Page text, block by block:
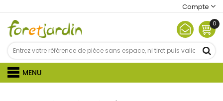
Compte
0
MENU